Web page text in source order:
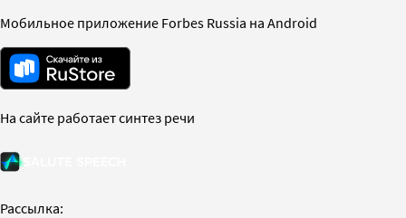
Мобильное приложение Forbes Russia на Android
На сайте работает синтез речи
Рассылка: